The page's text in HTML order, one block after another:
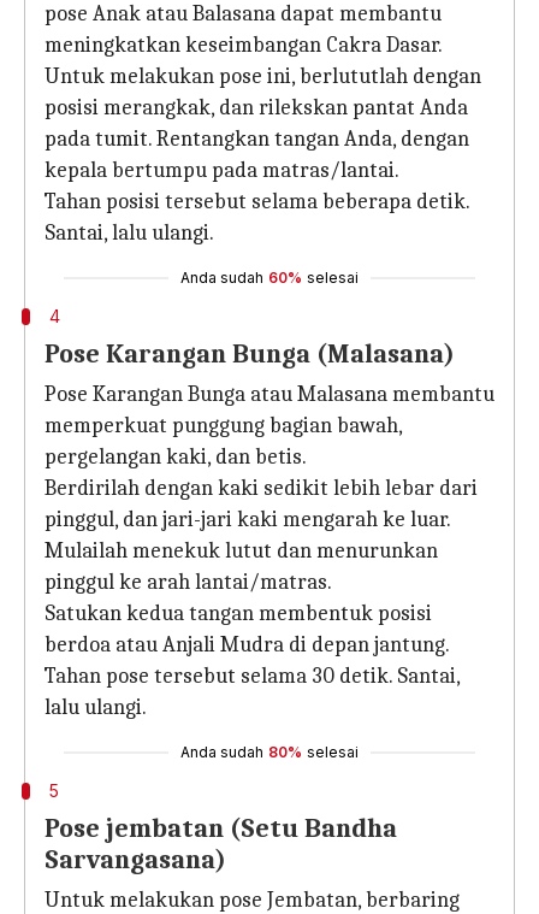
pose Anak atau Balasana dapat membantu
meningkatkan keseimbangan Cakra Dasar.
Untuk melakukan pose ini, berlututlah dengan
posisi merangkak, dan rilekskan pantat Anda
pada tumit. Rentangkan tangan Anda, dengan
kepala bertumpu pada matras/lantai.
Tahan posisi tersebut selama beberapa detik.
Santai, lalu ulangi.
Anda sudah 60% selesai
4
Pose Karangan Bunga (Malasana)
Pose Karangan Bunga atau Malasana membantu
memperkuat punggung bagian bawah,
pergelangan kaki, dan betis.
Berdirilah dengan kaki sedikit lebih lebar dari
pinggul, dan jari-jari kaki mengarah ke luar.
Mulailah menekuk lutut dan menurunkan
pinggul ke arah lantai/matras.
Satukan kedua tangan membentuk posisi
berdoa atau Anjali Mudra di depan jantung.
Tahan pose tersebut selama 30 detik. Santai,
lalu ulangi.
Anda sudah 80% selesai
5
Pose jembatan (Setu Bandha
Sarvangasana)
Untuk melakukan pose Jembatan, berbaring